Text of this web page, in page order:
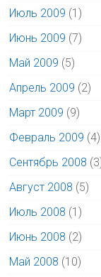
Июль 2009 (1)
Июнь 2009 (7)
Май 2009 (5)
Апрель 2009 (2)
Март 2009 (9)
Февраль 2009 (4)
Сентябрь 2008
Август 2008 (5)
Июль 2008 (1)
Июнь 2008 (2)
Май 2008 (10)